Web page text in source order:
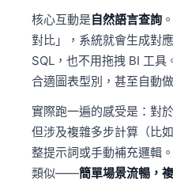
核心互動是自然語言查詢
對比」，系統就會生成對
SQL，也不用拖拽 BI 工具
合適圖表型別，甚至自動做
實際跑一遍的感受是：對
但涉及複雜多步計算（比
整提示詞或手動補充邏輯
類似——簡單場景流暢，